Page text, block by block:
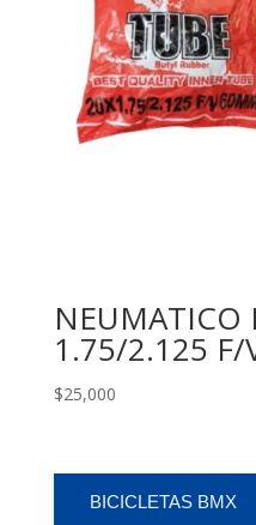
NEUMATICO
1.75/2.125 F/
$25,000
BICICLETAS BMX